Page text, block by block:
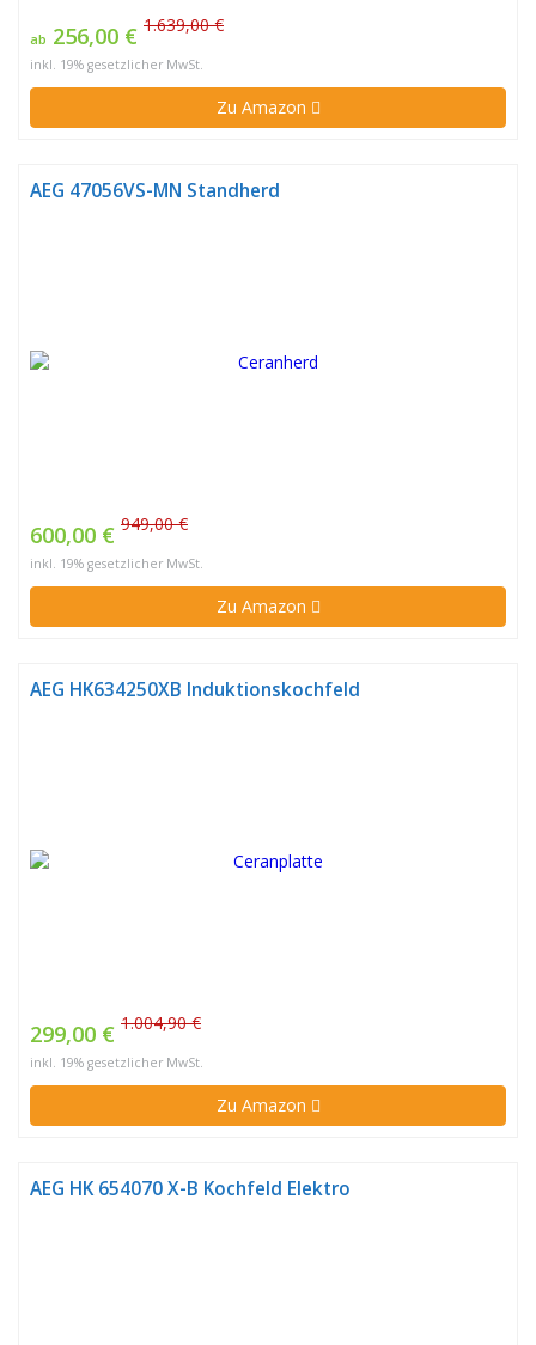
ab 256,00 € 1.639,00 €
inkl. 19% gesetzlicher MwSt.
Zu Amazon
AEG 47056VS-MN Standherd
600,00 € 949,00 €
inkl. 19% gesetzlicher MwSt.
Zu Amazon
AEG HK634250XB Induktionskochfeld
299,00 € 1.004,90 €
inkl. 19% gesetzlicher MwSt.
Zu Amazon
AEG HK 654070 X-B Kochfeld Elektro